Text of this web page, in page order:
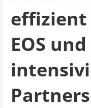
effizient
EOS